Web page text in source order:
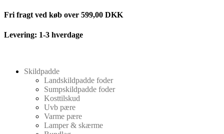
Videre
indhold
Fri fragt ved køb over 599,00 DKK
Levering: 1-3 hverdage
Skildpadde
Landskildpadde foder
Sumpskildpadde foder
Kosttilskud
Uvb pære
Varme pære
Lamper & skærme